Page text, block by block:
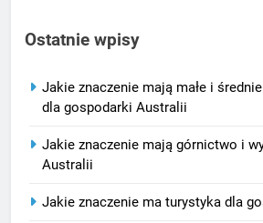
Ostatnie wpisy
Jakie znaczenie mają małe i
dla gospodarki Australii
Jakie znaczenie mają górnictwo i
Australii
Jakie znaczenie ma turystyka dla